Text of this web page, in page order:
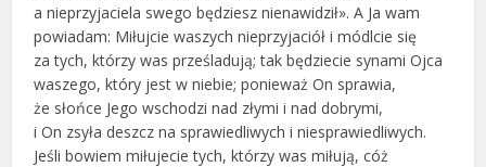
a nieprzyjaciela swego będziesz nienawidził». A Ja wam
powiadam: Miłujcie waszych nieprzyjaciół i módlcie się
za tych, którzy was prześladują; tak będziecie synami Ojca
waszego, który jest w niebie; ponieważ On sprawia,
że słońce Jego wschodzi nad złymi i nad dobrymi,
i On zsyła deszcz na sprawiedliwych i niesprawiedliwych.
Jeśli bowiem miłujecie tych, którzy was miłują, cóż